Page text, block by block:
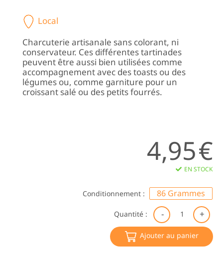
Local
Charcuterie artisanale sans colorant, ni
conservateur. Ces différentes tartinades
peuvent être aussi bien utilisées comme
accompagnement avec des toasts ou des
légumes ou, comme garniture pour un
croissant salé ou des petits fourrés.
4,95€
EN STOCK
Conditionnement : 86 Grammes
Quantité :
Ajouter au panier